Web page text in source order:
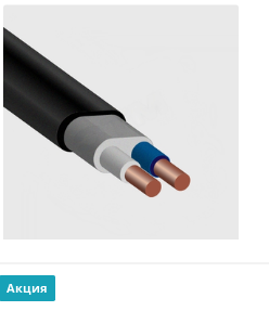
Акция